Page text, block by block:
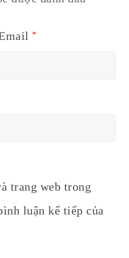
*
trang web trong
luận kế tiếp của